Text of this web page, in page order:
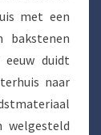
met een
bakstenen
eeuw duidt
naar
welgesteld